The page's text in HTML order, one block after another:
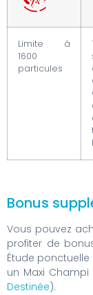
Limite à
1600
particules
Bonus
Vous pouvez
profiter de
Étude ponctuelle
un Maxi Champi
Destinée).